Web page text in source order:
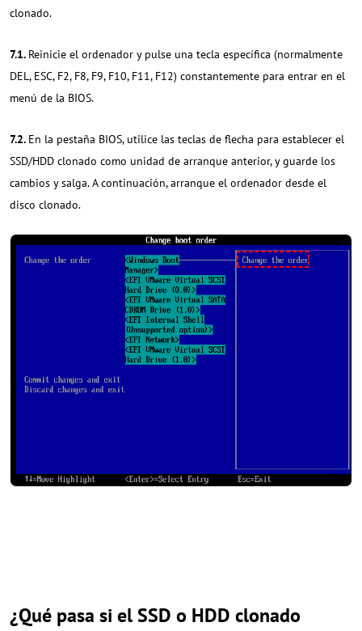
clonado.
7.1. Reinicie el ordenador y pulse una tecla específica (normalmente
DEL, ESC, F2, F8, F9, F10, F11, F12) constantemente para entrar en el
menú de la BIOS.
7.2. En la pestaña BIOS, utilice las teclas de flecha para establecer el
SSD/HDD clonado como unidad de arranque anterior, y guarde los
cambios y salga. A continuación, arranque el ordenador desde el
disco clonado.
¿Qué pasa si el SSD o HDD clonado